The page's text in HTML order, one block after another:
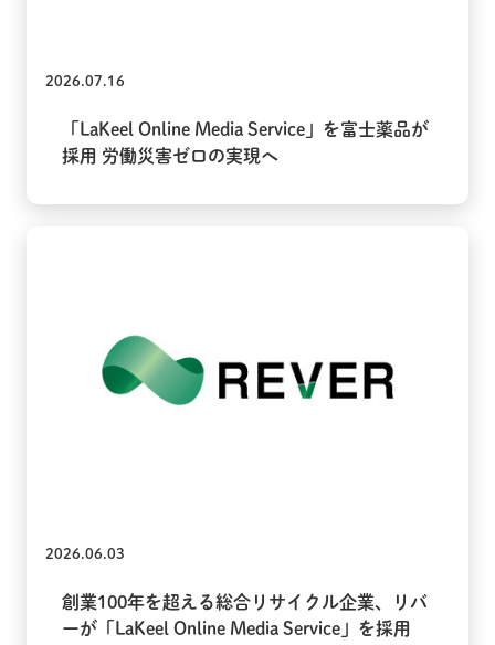
2026.07.16
「LaKeel Online Media Service」を富士薬品が
採用 労働災害ゼロの実現へ
2026.06.03
創業100年を超える総合リサイクル企業、リバ
ーが「LaKeel Online Media Service」を採用